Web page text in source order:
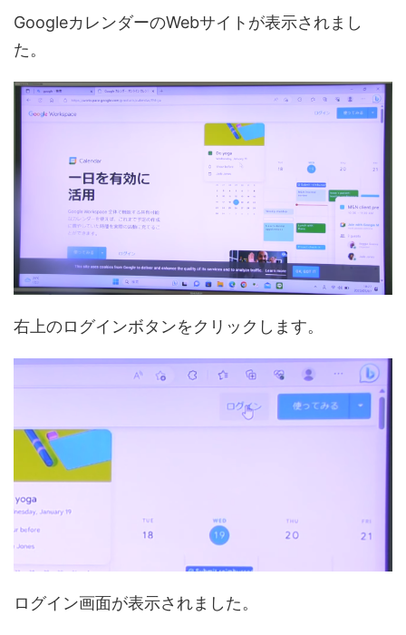
GoogleカレンダーのWebサイトが表示されまし
た。
右上のログインボタンをクリックします。
ログイン画面が表示されました。